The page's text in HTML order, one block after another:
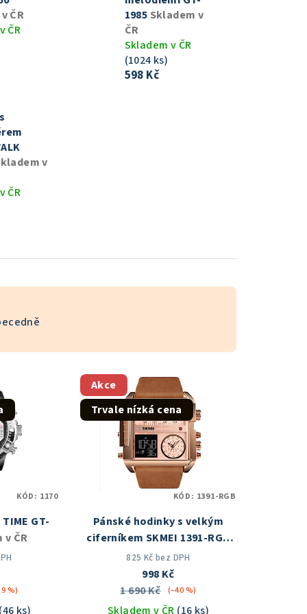
ČR
ČR
1985 Skladem v
ČR
Skladem v ČR
(1024 ks)
598 Kč
v
ČR
GT-
v ČR
%)
ks)
KÓD: 1170
Akce
Trvale nízká cena
Pánské hodinky s velkým
ciferníkem SKMEI 1391-RGB
Skladem v ČR
825 Kč bez DPH
998 Kč
1 690 Kč
(–40 %)
Skladem v ČR (16 ks)
KÓD: 1391-RGB